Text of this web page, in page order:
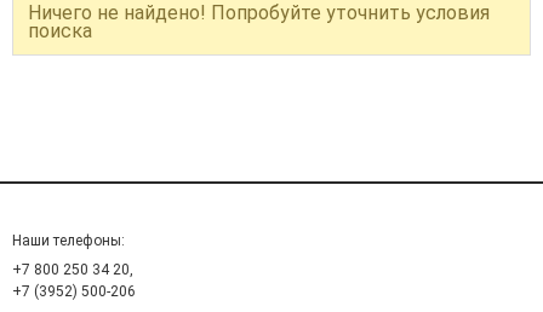
Ничего не найдено! Попробуйте уточнить условия
поиска
Наши телефоны:
+7 800 250 34 20,
+7 (3952) 500-206